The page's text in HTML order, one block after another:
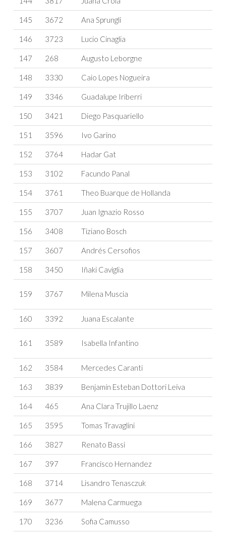
145 3672 Ana Sprungli
146 3723 Lucio Cinaglia
147 268 Augusto Leborgne
148 3330 Caio Lopes Nogueira
149 3346 Guadalupe Iriberri
150 3421 Diego Pasquariello
151 3596 Ivo Garino
152 3764 Hadar Gat
153 3102 Facundo Panal
154 3761 Theo Buarque de Hollanda
155 3707 Juan Ignazio Rosso
156 3408 Tiziano Bosch
157 3607 Andrés Cersofios
158 3450 Iñaki Caviglia
159 3767 Milena Muscia
160 3392 Juana Escalante
161 3589 Isabella Infantino
162 3584 Mercedes Caranti
163 3839 Benjamín Esteban Dottori Leiva
164 465 Ana Clara Trujillo Laenz
165 3595 Tomas Travaglini
166 3827 Renato Bassi
167 397 Francisco Hernandez
168 3714 Lisandro Tenasczuk
169 3677 Malena Carmuega
170 3236 Sofia Camusso